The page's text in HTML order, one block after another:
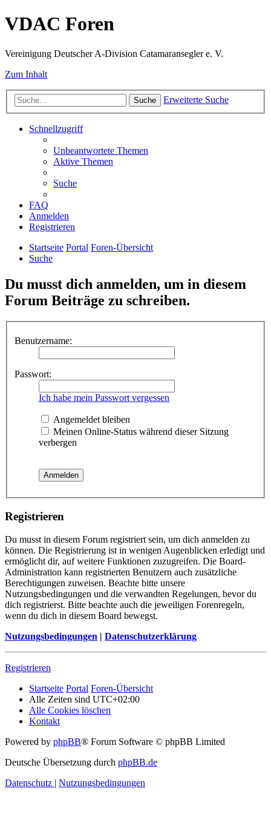
VDAC Foren
Vereinigung Deutscher A-Division Catamaransegler e. V.
Zum Inhalt
Suche Erweiterte Suche
Schnellzugriff
Unbeantwortete Themen
Aktive Themen
Suche
FAQ
Anmelden
Registrieren
Startseite Portal Foren-Übersicht
Suche
Du musst dich anmelden, um in diesem
Forum Beiträge zu schreiben.
Benutzername:
Passwort:
Ich habe mein Passwort vergessen
Angemeldet bleiben
Meinen Online-Status während dieser Sitzung
verbergen
Registrieren
Du musst in diesem Forum registriert sein, um dich anmelden zu
können. Die Registrierung ist in wenigen Augenblicken erledigt und
ermöglicht dir, auf weitere Funktionen zuzugreifen. Die Board-
Administration kann registrierten Benutzern auch zusätzliche
Berechtigungen zuweisen. Beachte bitte unsere
Nutzungsbedingungen und die verwandten Regelungen, bevor du
dich registrierst. Bitte beachte auch die jeweiligen Forenregeln,
wenn du dich in diesem Board bewegst.
Nutzungsbedingungen | Datenschutzerklärung
Registrieren
Startseite Portal Foren-Übersicht
Alle Zeiten sind UTC+02:00
Alle Cookies löschen
Kontakt
Powered by phpBB® Forum Software © phpBB Limited
Deutsche Übersetzung durch phpBB.de
Datenschutz | Nutzungsbedingungen